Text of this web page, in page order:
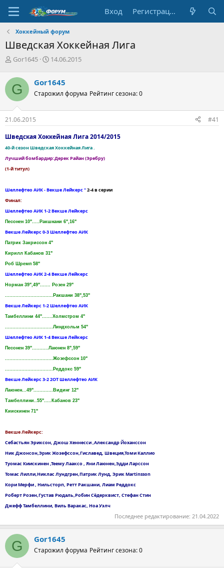
Вход Регистрация
Хоккейный форум
Шведская Хоккейная Лига
А
т
о
р
т
е
м
Gor1645
Д
а
н
ч
а
14.06.2015
G Gor1645
Старожил форума Рейтинг сезона: 0
21.06.2015
#41
Шведская Хоккейная Лига 2014/2015
40-й сезон Шведская Хоккейная Лига .
Лучший бомбардир:Дерек Райан (Эребру)
(1-й титул)
Шеллефтео АИК - Векше Лейкерс "2-4 в серии
Финал:
Шеллефтео АИК 1-2 Векше Лейкерс
Песонен 10".....Ракшнани 6",16"
Векше Лейкерс 0-3 Шеллефтео АИК
Патрик Закриссон 4"
Кирилл Кабанов 31"
Роб Шремп 58"
Шеллефтео АИК 2-4 Векше Лейкерс
Норман 39",49"....... Розен 29"
................................Ракшани 38",53"
Векше Лейкерс 1-2 Шеллефтео АИК
Taмбеллини 44".......Холмстром 4"
................................Линдхольм 54"
Шеллефтео АИК 1-4 Векше Лейкерс
Песонен 39"...........Лаюнен 8",59"
................................Жозефссон 10"
................................Реддокс 59"
Векше Лейкерс 3-2 2OT Шеллефтео АИК
Лаюнен...49".............Видинг 12"
Тамбеллини..55".....Кабанов 23"
Киискинен 71"
Векше Лейкерс:
Себастьян Эриксон, Джош Хеннесси ,Александр Йоханссон
Ник Джонсон,Эрик Жозефссон,Гиславед, Швеция,Томи Каллио
Туомас Киискинен ,Теему Лааксо , Яни Лаюнен,Эдди Ларссон
Томас Лилли,Никлас Лундгрен,Патрик Лунд, Эрик Martinsson
Кори Мерфи , Нильсторп, Ретт Ракшани, Лиам Реддокс
Роберт Розен,Густав Рюдаль,Робин Сёдерквист, Стефан Стин
Джефф Тамбеллини, Виль Варакас, Ноа Уэлч
Последнее редактирование: 21.04.2022
G Gor1645
Старожил форума Рейтинг сезона: 0